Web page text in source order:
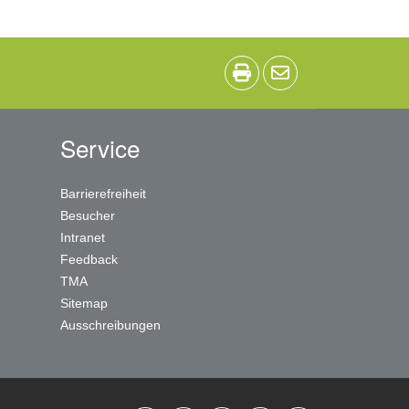
Service
Barrierefreiheit
Besucher
Intranet
Feedback
TMA
Sitemap
Ausschreibungen